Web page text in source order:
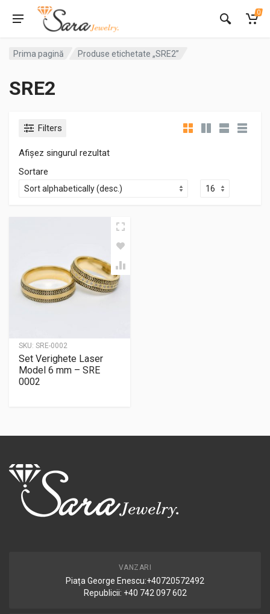
0
Prima pagină Produse etichetate „SRE2”
SRE2
Filters
Afișez singurul rezultat
Sortare
SKU: SRE-0002
Set Verighete Laser
Model 6 mm – SRE
0002
VANZARI
Piața George Enescu:+40720572492
Republicii: +40 742 097 602